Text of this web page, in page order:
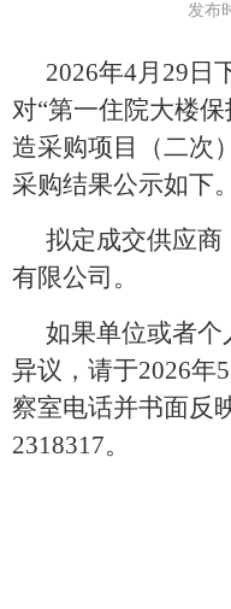
发布
2026年4月 29 日
对“第一住院大楼
造采购项目（二次
采购结果公示如下。
拟定成交供应
有限公司 。
如果单位或者个
异议，请于2026年5
察室电话并书面反
2318317。